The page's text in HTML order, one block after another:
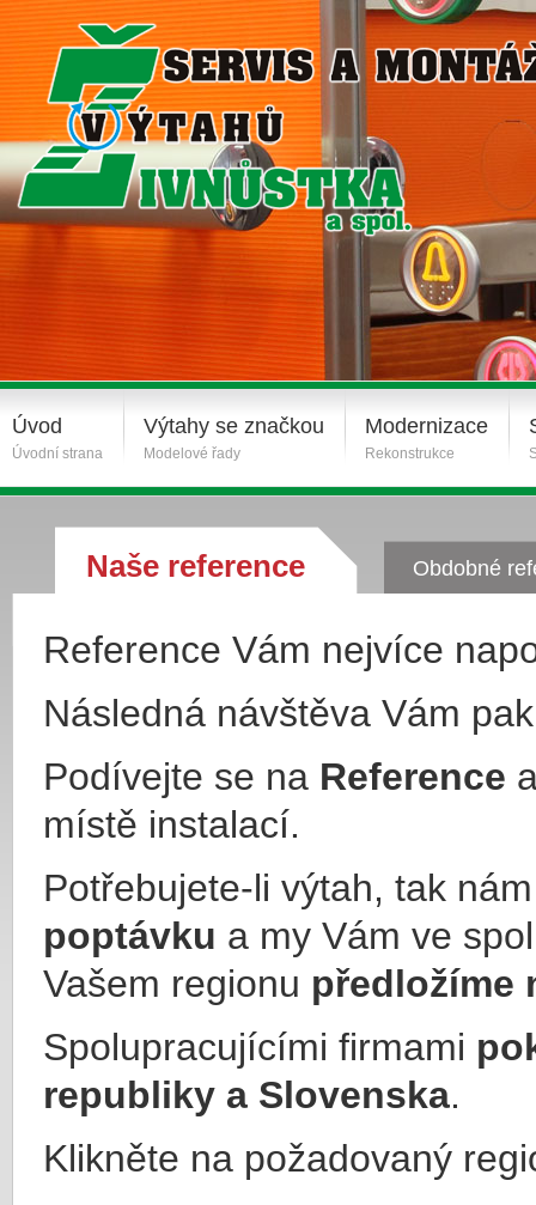
Úvod
Úvodní strana
Výtahy se značkou
Modelové řady
Modernizace
Rekonstrukce
Naše reference Obdobné
Reference Vám nejvíce
Následná návštěva Vám
Podívejte se na Reference
místě instalací.
Potřebujete-li výtah, tak
poptávku a my Vám ve
Vašem regionu předložíme
Spolupracujícími firmami
republiky a Slovenska.
Klikněte na požadovaný